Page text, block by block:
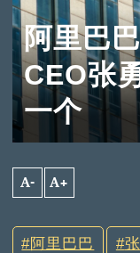
阿里巴
CEO张
一个
A- A+
阿里巴巴